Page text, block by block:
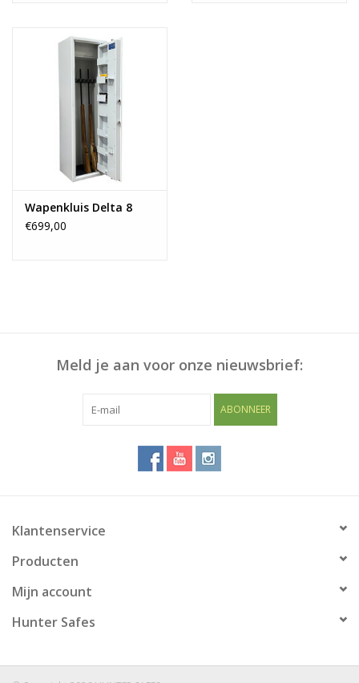
Wapenkluis Delta 8
€699,00
Meld je aan voor onze nieuwsbrief:
ABONNEER
Klantenservice
Producten
Mijn account
Hunter Safes